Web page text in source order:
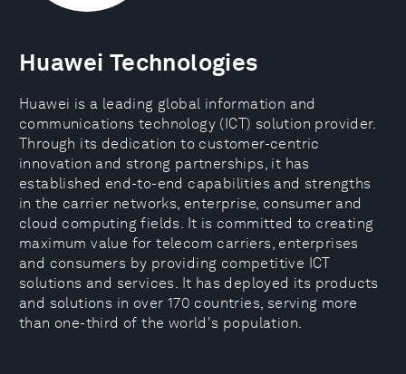
Huawei Technologies
Huawei is a leading global information and
communications technology (ICT) solution provider.
Through its dedication to customer-centric
innovation and strong partnerships, it has
established end-to-end capabilities and strengths
in the carrier networks, enterprise, consumer and
cloud computing fields. It is committed to creating
maximum value for telecom carriers, enterprises
and consumers by providing competitive ICT
solutions and services. It has deployed its products
and solutions in over 170 countries, serving more
than one-third of the world's population.